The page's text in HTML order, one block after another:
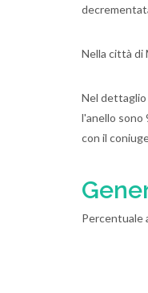
Nella città di
Nel dettaglio
l'anello sono
con il
Percentuale